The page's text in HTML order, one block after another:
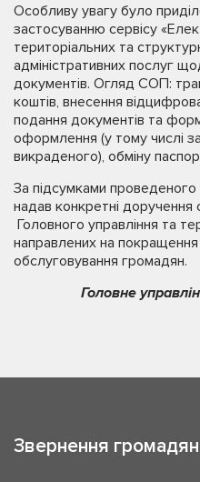
Особливу увагу було
застосуванню сервісу
територіальних та
адміністративних послуг
документів. Огляд СОП:
коштів, внесення
подання документів та
оформлення (у тому числі
викраденого), обміну
За підсумками
надав конкретні доручення
Головного управління та
направлених на покращення
обслуговування громадян.
Головне
Звернення громадян